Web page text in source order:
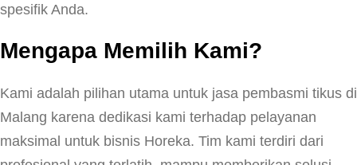
spesifik Anda.
Mengapa Memilih Kami?
Kami adalah pilihan utama untuk jasa pembasmi tikus di
Malang karena dedikasi kami terhadap pelayanan
maksimal untuk bisnis Horeka. Tim kami terdiri dari